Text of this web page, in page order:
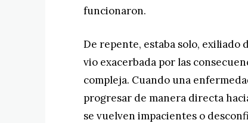
funcionaron.
De repente, estaba solo, exiliado
vio exacerbada por las
compleja. Cuando una
progresar de manera directa
se vuelven impacientes o